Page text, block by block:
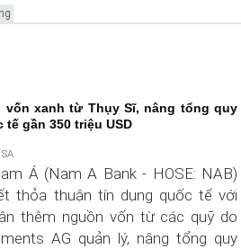
vốn xanh từ Thụy Sĩ, nâng tổng quy
gần 350 triệu USD
Á (Nam A Bank - HOSE: NAB)
thỏa thuận tín dụng quốc tế với
thêm nguồn vốn từ các quỹ do
AG quản lý, nâng tổng quy